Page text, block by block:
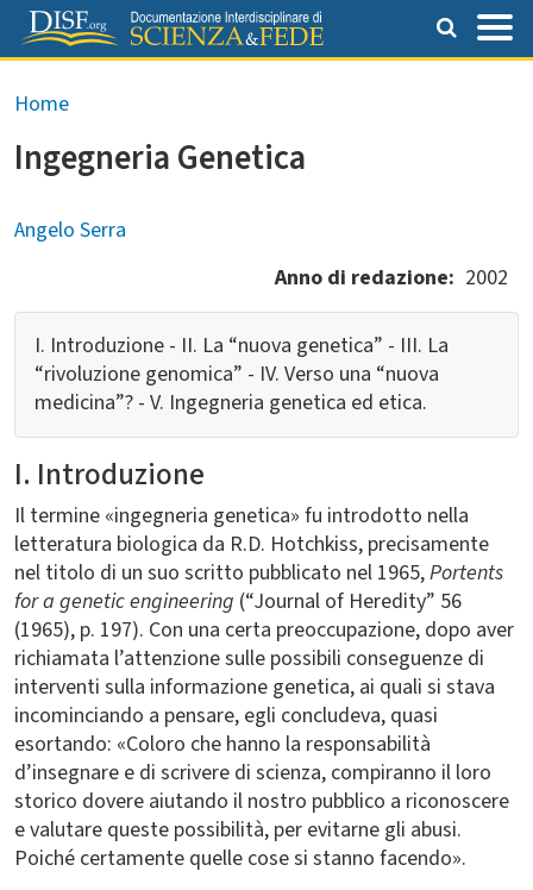
Salta al contenuto principale
Briciole di pane
Home
Ingegneria Genetica
Angelo Serra
Anno di redazione
2002
I. Introduzione - II. La “nuova genetica” - III. La
“rivoluzione genomica” - IV. Verso una “nuova
medicina”? - V. Ingegneria genetica ed etica.
I. Introduzione
Il termine «ingegneria genetica» fu introdotto nella
letteratura biologica da R.D. Hotchkiss, precisamente
nel titolo di un suo scritto pubblicato nel 1965,Portents
for a genetic engineering (“Journal of Heredity” 56
(1965), p. 197). Con una certa preoccupazione, dopo aver
richiamata l’attenzione sulle possibili conseguenze di
interventi sulla informazione genetica, ai quali si stava
incominciando a pensare, egli concludeva, quasi
esortando: «Coloro che hanno la responsabilità
d’insegnare e di scrivere di scienza, compiranno il loro
storico dovere aiutando il nostro pubblico a riconoscere
e valutare queste possibilità, per evitarne gli abusi.
Poiché certamente quelle cose si stanno facendo».